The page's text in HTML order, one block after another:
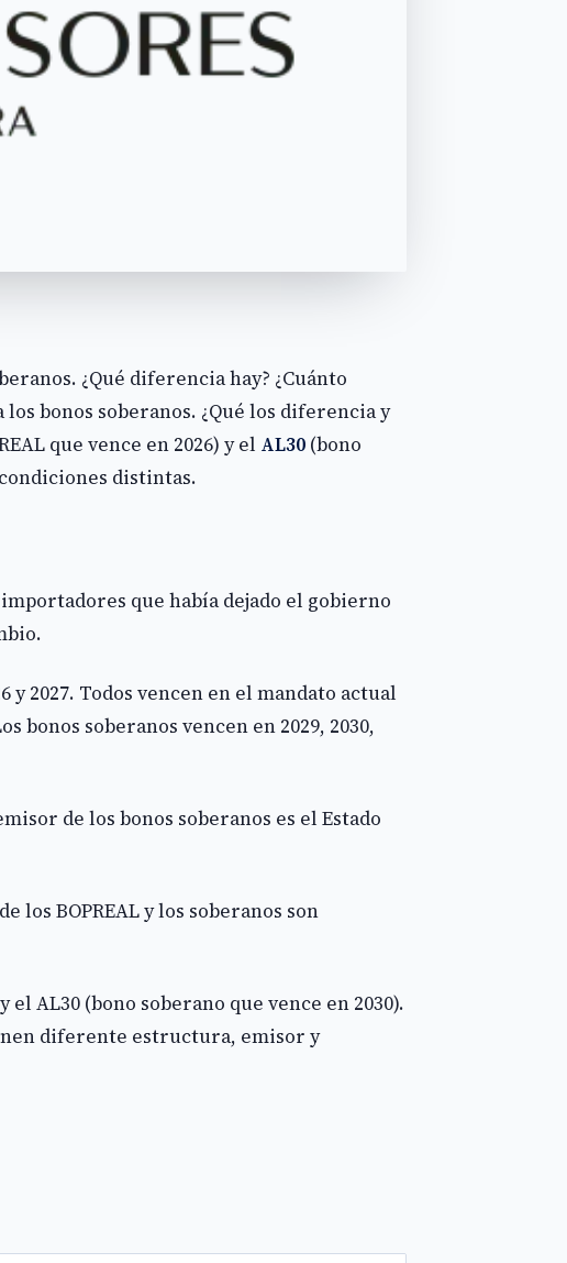
¿Qué diferencia hay? ¿Cuánto
bonos soberanos. ¿Qué los diferencia y
que vence en 2026) y el AL30 (bono
distintas.
que había dejado el gobierno
2027. Todos vencen en el mandato actual
bonos soberanos vencen en 2029, 2030,
de los bonos soberanos es el Estado
BOPREAL y los soberanos son
el AL30 (bono soberano que vence en 2030).
diferente estructura, emisor y